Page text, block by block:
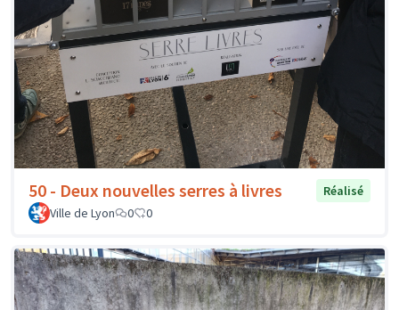
50 - Deux nouvelles serres à livres
Réalisé
Ville de Lyon
0 0